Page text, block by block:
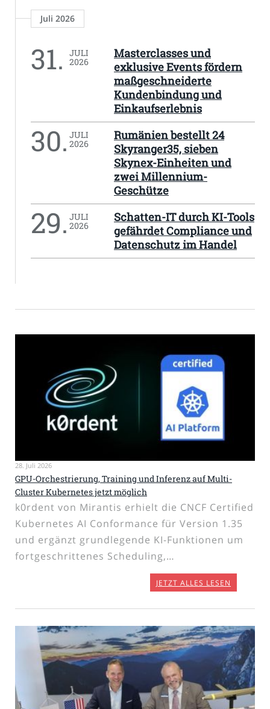
Juli 2026
31. JULI
2026
Masterclasses und
exklusive Events fördern
maßgeschneiderte
Kundenbindung und
Einkaufserlebnis
30. JULI
2026
Rumänien bestellt 24
Skyranger35, sieben
Skynex-Einheiten und
zwei Millennium-
Geschütze
29. JULI
2026
Schatten-IT durch KI-Tools
gefährdet Compliance und
Datenschutz im Handel
28. Juli 2026
GPU-Orchestrierung, Training und Inferenz auf Multi-
Cluster Kubernetes jetzt möglich
k0rdent von Mirantis erhielt die CNCF Certified
Kubernetes AI Conformance für Version 1.35
und ergänzt grundlegende KI-Funktionen um
fortgeschrittenes Scheduling,…
JETZT ALLES LESEN